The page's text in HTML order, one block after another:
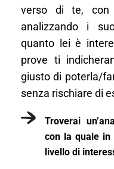
verso di te, con
analizzando i
quanto lei è
prove ti
giusto di poterla/
senza rischiare di
Troverai
con la quale in
livello di